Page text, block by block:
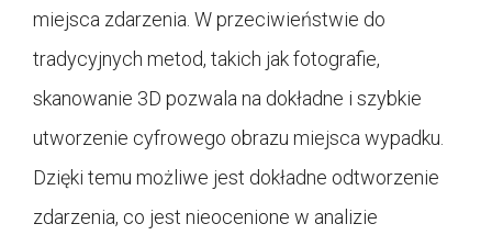
miejsca zdarzenia. W przeciwieństwie do
tradycyjnych metod, takich jak fotografie,
skanowanie 3D pozwala na dokładne i szybkie
utworzenie cyfrowego obrazu miejsca wypadku.
Dzięki temu możliwe jest dokładne odtworzenie
zdarzenia, co jest nieocenione w analizie